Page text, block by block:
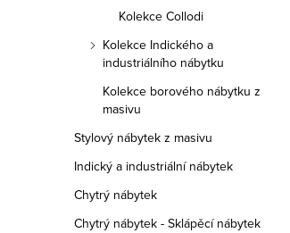
Kolekce Collodi
Kolekce Indického a
industriálního nábytku
Kolekce borového nábytku z
masivu
Stylový nábytek z masivu
Indický a industriální nábytek
Chytrý nábytek
Chytrý nábytek - Sklápěcí nábytek
Vysoká industriální komoda Loft